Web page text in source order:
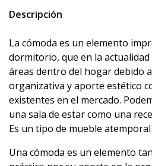
Descripción
La cómoda es un elemento
dormitorio, que en la
áreas dentro del hogar debido
organizativa y aporte estético
existentes en el mercado.
una sala de estar como una
Es un tipo de mueble
Una cómoda es un elemento